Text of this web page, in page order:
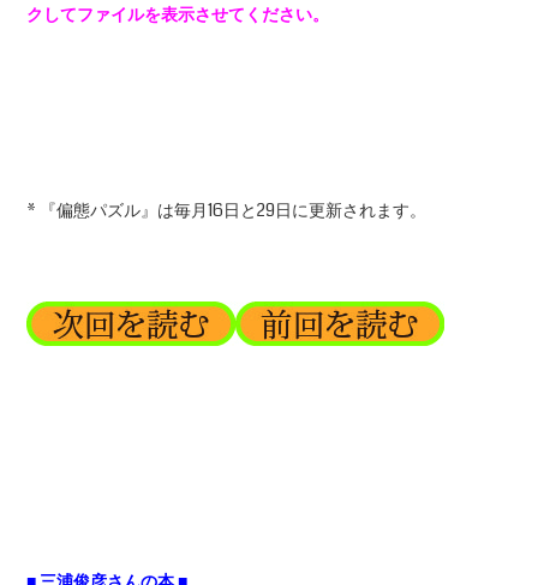
クしてファイルを表示させてください。
* 『偏態パズル』は毎月16日と29日に更新されます。